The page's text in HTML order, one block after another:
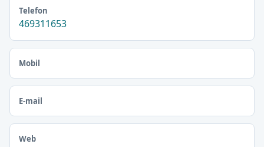
Telefon
469311653
Mobil
E-mail
Web